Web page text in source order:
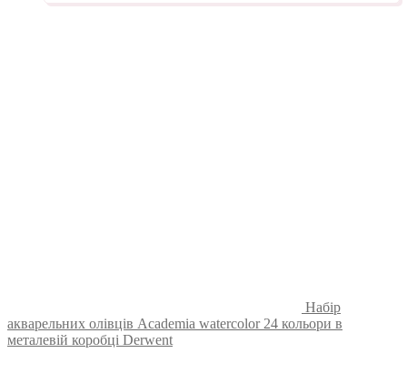
Набір
акварельних олівців Academia watercolor 24 кольори в
металевій коробці Derwent